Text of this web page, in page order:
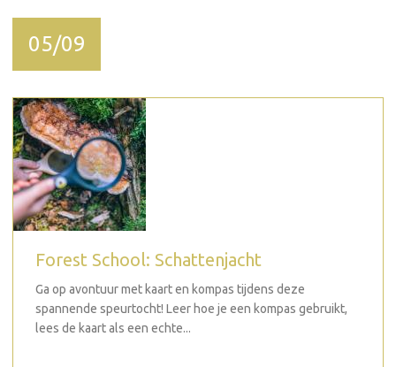
05/09
Forest School: Schattenjacht
Ga op avontuur met kaart en kompas tijdens deze
spannende speurtocht! Leer hoe je een kompas gebruikt,
lees de kaart als een echte...